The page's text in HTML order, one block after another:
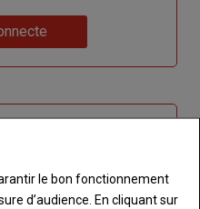
et créez votre
le bon fonctionnement
d’audience. En cliquant sur